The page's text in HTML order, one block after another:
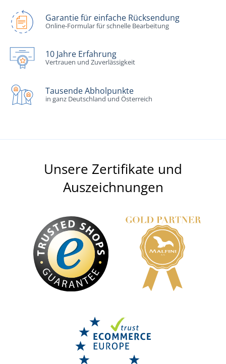
Garantie für einfache Rücksendung
Online-Formular für schnelle Bearbeitung
10 Jahre Erfahrung
Vertrauen und Zuverlässigkeit
Tausende Abholpunkte
in ganz Deutschland und Österreich
Unsere Zertifikate und
Auszeichnungen